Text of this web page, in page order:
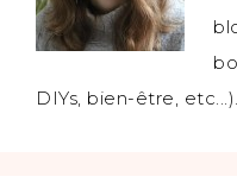
DIYs, bien-être, etc...).